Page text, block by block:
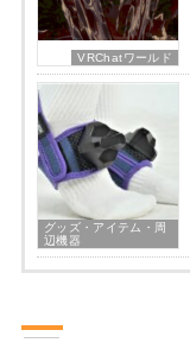
VRChatワールド
グッズ・アイテム・周
辺機器